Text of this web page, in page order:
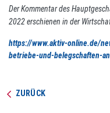
Der Kommentar des
2022 erschienen in der
https://www.aktiv-online.de/
betriebe-und-belegschaften-
ZURÜCK